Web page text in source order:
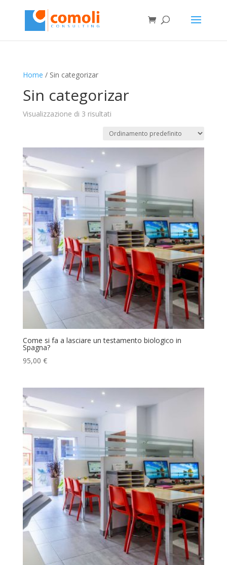
Home / Sin categorizar
Sin categorizar
Visualizzazione di 3 risultati
Come si fa a lasciare un testamento biologico in
Spagna?
95,00 €